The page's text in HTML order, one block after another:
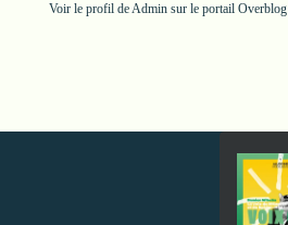
Voir le profil deAdminsur le portail Overblog